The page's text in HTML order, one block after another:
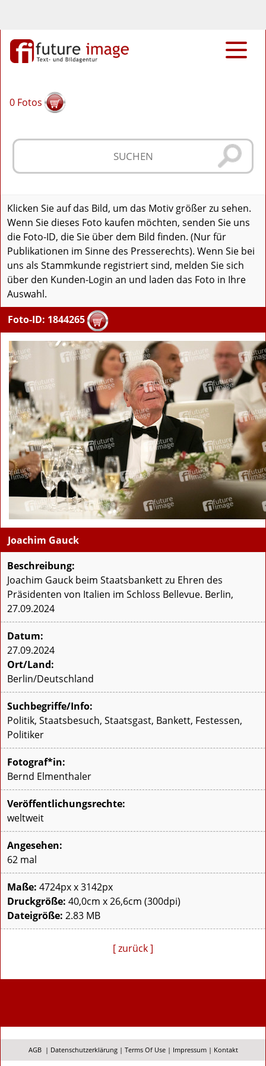
0 Fotos
Klicken Sie auf das Bild, um das Motiv größer zu sehen.
Wenn Sie dieses Foto kaufen möchten, senden Sie uns
die Foto-ID, die Sie über dem Bild finden. (Nur für
Publikationen im Sinne des Presserechts). Wenn Sie bei
uns als Stammkunde registriert sind, melden Sie sich
über den Kunden-Login an und laden das Foto in Ihre
Auswahl.
Foto-ID: 1844265
Joachim Gauck
Beschreibung:
Joachim Gauck beim Staatsbankett zu Ehren des
Präsidenten von Italien im Schloss Bellevue. Berlin,
27.09.2024
Datum:
27.09.2024
Ort/Land:
Berlin/Deutschland
Suchbegriffe/Info:
Politik, Staatsbesuch, Staatsgast, Bankett, Festessen,
Politiker
Fotograf*in:
Bernd Elmenthaler
Veröffentlichungsrechte:
weltweit
Angesehen:
62 mal
Maße: 4724px x 3142px
Druckgröße: 40,0cm x 26,6cm (300dpi)
Dateigröße: 2.83 MB
[ zurück ]
AGB | Datenschutzerklärung| Terms Of Use| Impressum| Kontakt